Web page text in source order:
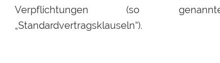
Verpflichtungen
(so
„Standardvertragsklauseln“).